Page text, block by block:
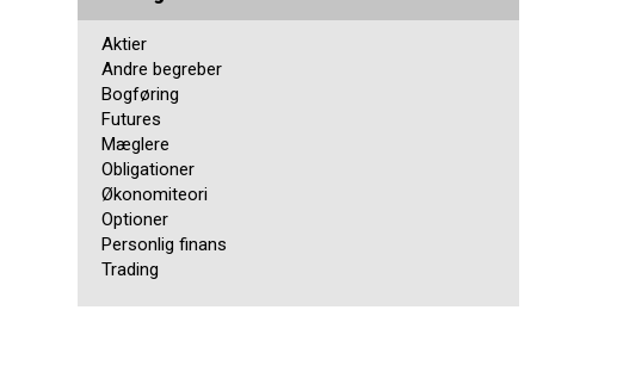
Aktier
Andre begreber
Bogføring
Futures
Mæglere
Obligationer
Økonomiteori
Optioner
Personlig finans
Trading